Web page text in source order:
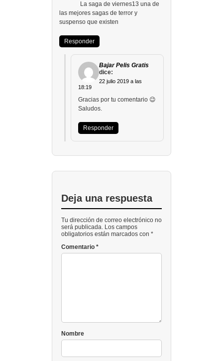
La saga de viernes13 una de
las mejores sagas de terror y
suspenso que existen
Responder
Bajar Pelis Gratis
dice:
22 julio 2019 a las
18:19
Gracias por tu comentario 😉
Saludos.
Responder
Deja una respuesta
Tu dirección de correo electrónico no
será publicada. Los campos
obligatorios están marcados con *
Comentario *
Nombre